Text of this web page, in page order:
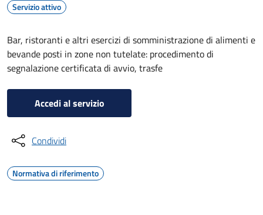
Servizio attivo
Bar, ristoranti e altri esercizi di somministrazione di alimenti e
bevande posti in zone non tutelate: procedimento di
segnalazione certificata di avvio, trasfe
Accedi al servizio
Condividi
Normativa di riferimento